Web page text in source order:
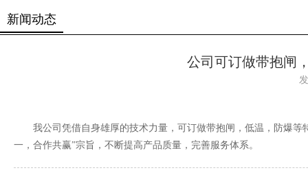
新闻动态
公司可订做带抱闸
我公司凭借自身雄厚的技术力量，可订做带抱闸，低温，防爆等
一，合作共赢”宗旨，不断提高产品质量，完善服务体系。